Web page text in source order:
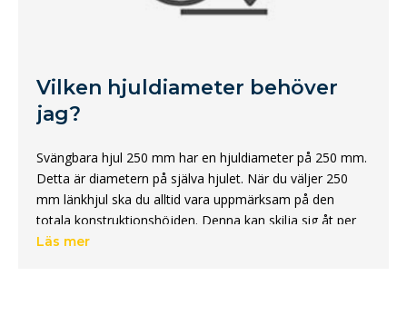
Vilken hjuldiameter behöver
jag?
Svängbara hjul 250 mm har en hjuldiameter på 250 mm.
Detta är diametern på själva hjulet. När du väljer 250
mm länkhjul ska du alltid vara uppmärksam på den
totala konstruktionshöjden. Denna kan skilja sig åt per
hjul. Dessutom finns det hjul med en diameter på 250
Läs mer